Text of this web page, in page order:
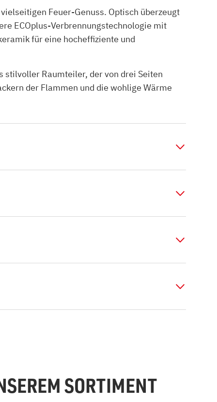
Feuer-Genuss. Optisch überzeugt
ECOplus-Verbrennungstechnologie mit
für eine hocheffiziente und
Raumteiler, der von drei Seiten
der Flammen und die wohlige Wärme
SORTIMENT